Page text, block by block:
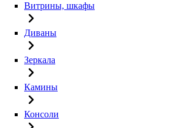
Витрины, шкафы
Диваны
Зеркала
Камины
Консоли